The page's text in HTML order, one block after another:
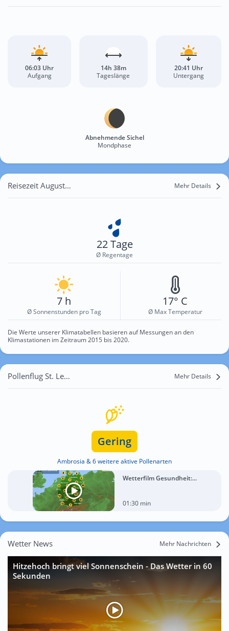
06:03 Uhr
Aufgang
14h 38m
Tageslänge
20:41 Uhr
Untergang
Abnehmende Sichel
Mondphase
Reisezeit August für St. Leonhard im Pitztal Mehr Details
22 Tage
Ø Regentage
7 h
Ø Sonnenstunden pro Tag
17° C
Ø Max Temperatur
Die Werte unserer Klimatabellen basieren auf Messungen an den
Klimastationen im Zeitraum 2015 bis 2020.
Pollenflug St. Leonhard im Pitztal Mehr Details
Gering
Ambrosia & 6 weitere aktive Pollenarten
Wetterfilm Gesundheit:...
01:30 min
Wetter News Mehr Nachrichten
Hitzehoch bringt viel Sonnenschein - Das Wetter in 60
Sekunden